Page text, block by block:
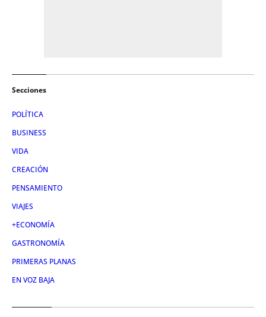
Secciones
POLÍTICA
BUSINESS
VIDA
CREACIÓN
PENSAMIENTO
VIAJES
+ECONOMÍA
GASTRONOMÍA
PRIMERAS PLANAS
EN VOZ BAJA